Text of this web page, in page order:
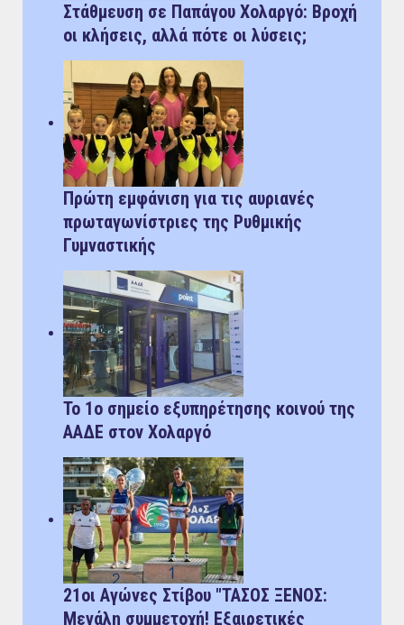
Στάθμευση σε Παπάγου Χολαργό: Bροχή
οι κλήσεις, αλλά πότε οι λύσεις;
Πρώτη εμφάνιση για τις αυριανές
πρωταγωνίστριες της Ρυθμικής
Γυμναστικής
Το 1ο σημείο εξυπηρέτησης κοινού της
ΑΑΔΕ στον Χολαργό
21οι Αγώνες Στίβου "ΤΑΣΟΣ ΞΕΝΟΣ:
Μεγάλη συμμετοχή! Εξαιρετικές